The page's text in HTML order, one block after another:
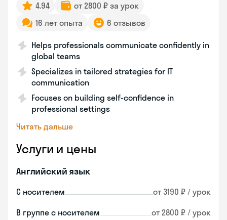
4.94
от 2800 ₽ за урок
16 лет опыта
6 отзывов
Helps professionals communicate confidently in
global teams
Specializes in tailored strategies for IT
communication
Focuses on building self-confidence in
professional settings
Читать дальше
Услуги и цены
Английский язык
С носителем от 3190 ₽ / урок
В группе с носителем от 2800 ₽ / урок